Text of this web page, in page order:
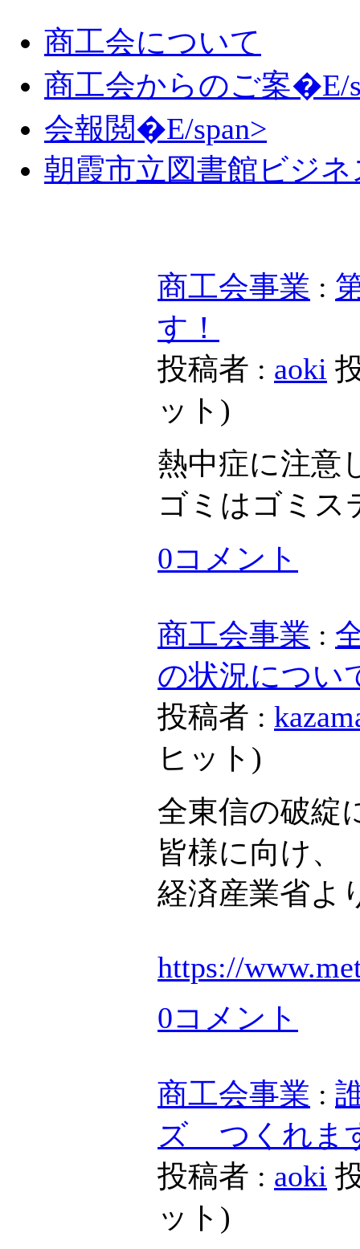
商工会について
商工会からのご案�E/
会報閲�E/span>
朝霞市立図書館ビジ
商工会事業 :
す！
投稿者 : aoki
ット )
熱中症に注意
ゴミはゴミス
0コメント
商工会事業 :
の状況につい
投稿者 :
ヒット )
全東信の破綻
皆様に向け、
経済産業省よ
https://
0コメント
商工会事業 :
ズ つくれま
投稿者 : aoki
ット )